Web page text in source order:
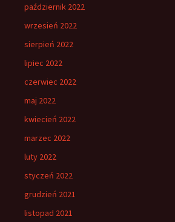
październik 2022
wrzesień 2022
sierpień 2022
lipiec 2022
czerwiec 2022
maj 2022
kwiecień 2022
marzec 2022
luty 2022
styczeń 2022
grudzień 2021
listopad 2021